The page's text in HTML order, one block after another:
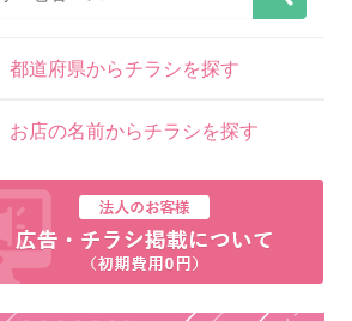
都道府県からチラシを探す
お店の名前からチラシを探す